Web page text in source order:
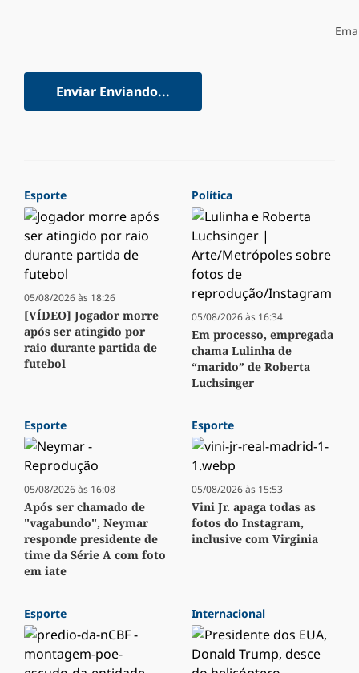
Enviar Enviando...
Esporte
05/08/2026 às 18:26
[VÍDEO] Jogador morre
após ser atingido por
raio durante partida de
futebol
Política
05/08/2026 às 16:34
Em processo, empregada
chama Lulinha de
“marido” de Roberta
Luchsinger
Esporte
05/08/2026 às 16:08
Após ser chamado de
"vagabundo", Neymar
responde presidente de
time da Série A com foto
em iate
Esporte
05/08/2026 às 15:53
Vini Jr. apaga todas as
fotos do Instagram,
inclusive com Virginia
Esporte Internacional